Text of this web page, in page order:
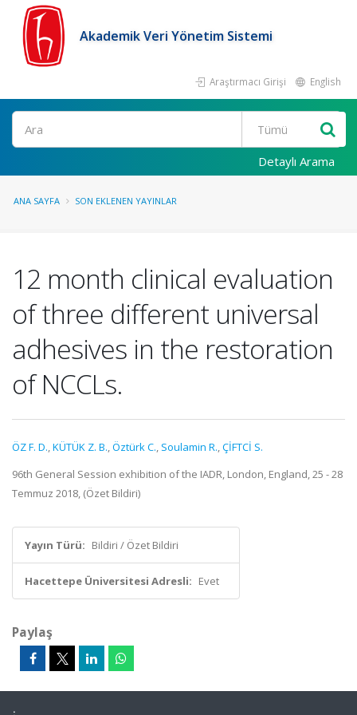
Akademik Veri Yönetim Sistemi
Araştırmacı Girişi English
Ara
Detaylı Arama
ANA SAYFA SON EKLENEN YAYINLAR
12 month clinical evaluation
of three different universal
adhesives in the restoration
of NCCLs.
ÖZ F. D.,KÜTÜK Z. B.,Öztürk C., Soulamin R.,ÇİFTCİ S.
96th General Session exhibition of the IADR, London, England, 25 - 28
Temmuz 2018, (Özet Bildiri)
Yayın Türü: Bildiri / Özet Bildiri
Hacettepe Üniversitesi Adresli: Evet
Paylaş